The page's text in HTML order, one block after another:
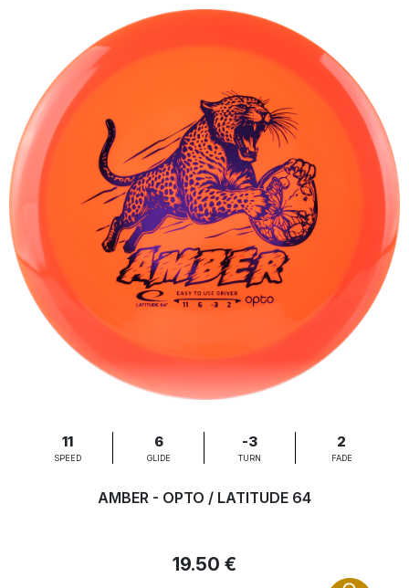
11
SPEED
6
GLIDE
-3
TURN
2
FADE
AMBER - OPTO / LATITUDE 64
19.50 €